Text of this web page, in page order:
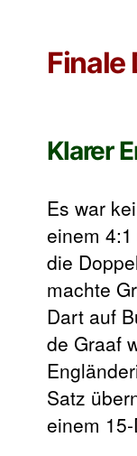
Finale
Klarer
Es war
einem
die
machte
Dart auf
de Graaf
Satz
einem